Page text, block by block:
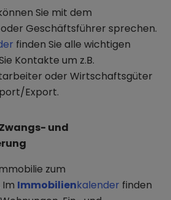
Sie mit dem
Geschäftsführer sprechen.
finden Sie alle wichtigen
Kontakte um z.B.
oder Wirtschaftsgüter
Export.
und
zum
Immobilienkalender finden